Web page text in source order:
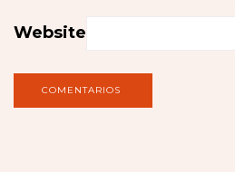
Website